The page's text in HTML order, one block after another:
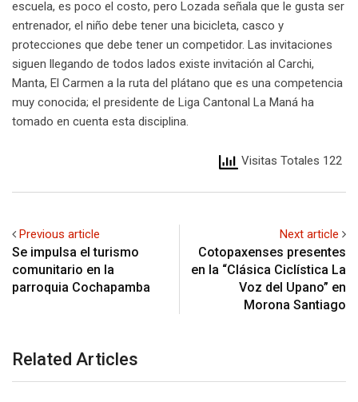
escuela, es poco el costo, pero Lozada señala que le gusta ser
entrenador, el niño debe tener una bicicleta, casco y
protecciones que debe tener un competidor. Las invitaciones
siguen llegando de todos lados existe invitación al Carchi,
Manta, El Carmen a la ruta del plátano que es una competencia
muy conocida; el presidente de Liga Cantonal La Maná ha
tomado en cuenta esta disciplina.
Visitas Totales 122
Previous article
Se impulsa el turismo
comunitario en la
parroquia Cochapamba
Next article
Cotopaxenses presentes
en la “Clásica Ciclística La
Voz del Upano” en
Morona Santiago
Related Articles